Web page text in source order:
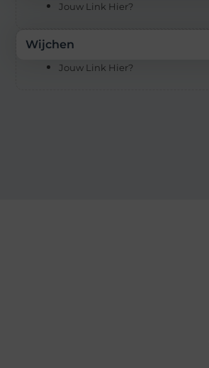
Jouw Link Hier?
Wijchen
Jouw Link Hier?